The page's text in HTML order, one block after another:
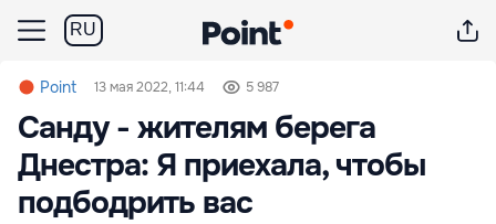
RU
Point 13 мая 2022, 11:44 5 987
Санду - жителям берега
Днестра: Я приехала, чтобы
подбодрить вас